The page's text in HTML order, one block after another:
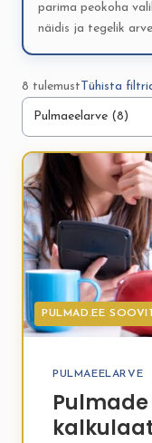
parima peokoha
näidis ja tegelik
8 tulemust Tühista
PULMAD.EE
PULMAEELARVE